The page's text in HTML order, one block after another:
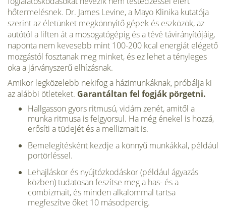
hőtermelésnek. Dr. James Levine, a Mayo Klinika kutatója
szerint az életünket megkönnyítő gépek és eszközök, az
autótól a liften át a mosogatógépig és a tévé távirányítójáig,
naponta nem kevesebb mint 100-200 kcal energiát elégető
mozgástól fosztanak meg minket, és ez lehet a tényleges
oka a járványszerű elhízásnak.
Amikor legközelebb nekifog a házimunkáknak, próbálja ki
az alábbi ötleteket. Garantáltan fel fogják pörgetni.
Hallgasson gyors ritmusú, vidám zenét, amitől a
munka ritmusa is felgyorsul. Ha még énekel is hozzá,
erősíti a tüdejét és a mellizmait is.
Bemelegítésként kezdje a könnyű munkákkal, például
portörléssel.
Lehajláskor és nyújtózkodáskor (például ágyazás
közben) tudatosan feszítse meg a has- és a
combizmait, és minden alkalommal tartsa
megfeszítve őket 10 másodpercig.